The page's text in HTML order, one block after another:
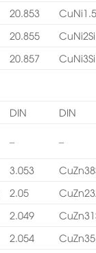
20.853
20.855
CuNi2Si
20.857 CuNi3Si
DIN DIN
– –
3.053
2.05
2.049
2.054